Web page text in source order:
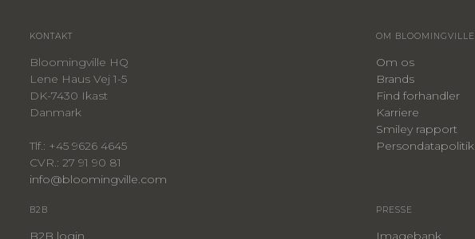
KONTAKT
Bloomingville HQ
Lene Haus Vej 1-5
DK-7430 Ikast
Danmark
Tlf.: +45 9626 4645
CVR.: 27 91 90 81
info@bloomingville.com
OM BLOOMINGVILLE
Om os
Brands
Find forhandler
Karriere
Smiley rapport
Persondatapolitik
B2B
B2B login
PRESSE
Imagebank